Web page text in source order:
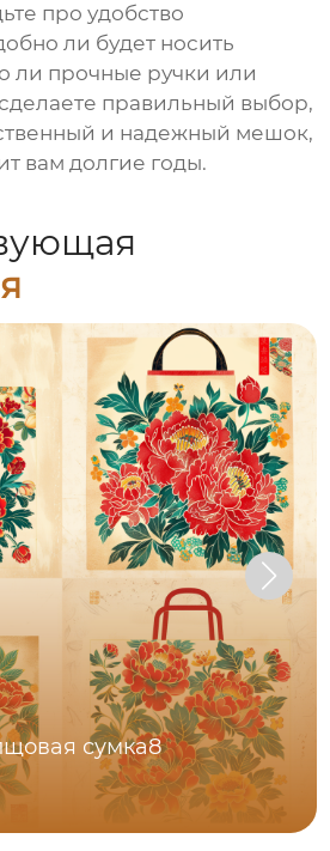
про удобство
ли будет носить
ли прочные ручки или
правильный выбор,
и надежный мешок,
вам долгие годы.
сумка8